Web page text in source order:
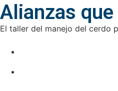
Alianzas
El taller del manejo del cerdo